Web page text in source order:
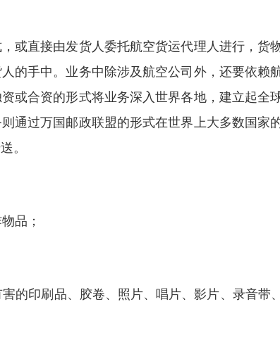
或直接由发货人委托航空货运代理人进行，货
的手中。业务中除涉及航空公司外，还要依赖
或合资的形式将业务深入世界各地，建立起全
通过万国邮政联盟的形式在世界上大多数国家
。
品；
的印刷品、胶卷、照片、唱片、影片、录音带